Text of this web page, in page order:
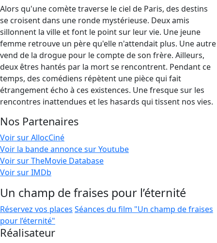
Alors qu'une comète traverse le ciel de Paris, des destins
se croisent dans une ronde mystérieuse. Deux amis
sillonnent la ville et font le point sur leur vie. Une jeune
femme retrouve un père qu'elle n'attendait plus. Une autre
vend de la drogue pour le compte de son frère. Ailleurs,
deux êtres hantés par la mort se rencontrent. Pendant ce
temps, des comédiens répètent une pièce qui fait
étrangement écho à ces existences. Une fresque sur les
rencontres inattendues et les hasards qui tissent nos vies.
Nos Partenaires
Voir sur AllocCiné
Voir la bande annonce sur Youtube
Voir sur TheMovie Database
Voir sur IMDb
Un champ de fraises pour l’éternité
Réservez vos places Séances du film "Un champ de fraises
pour l’éternité"
Réalisateur